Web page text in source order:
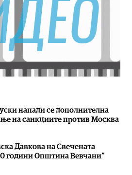
напади се дополнителна
на санкциите против Москва
Давкова на Свечената
години Општина Вевчани“